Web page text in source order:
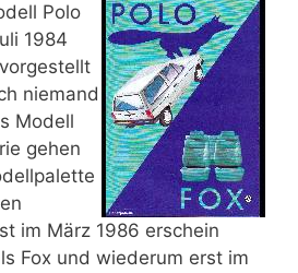
Polo
1984
niemand
Modell
gehen
im März 1986 erschein
Fox und wiederum erst im